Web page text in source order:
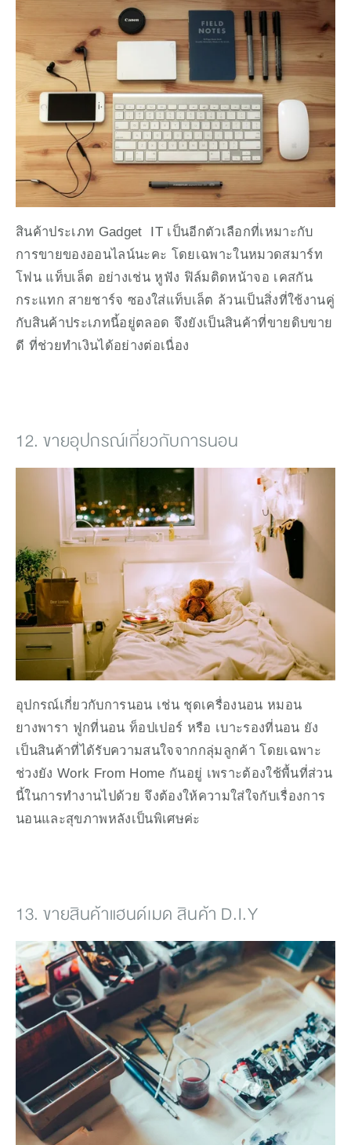
สินค้าประเภท Gadget  IT เป็นอีกตัวเลือกที่เหมาะกับ
การขายของออนไลน์นะคะ โดยเฉพาะในหมวดสมาร์ท
โฟน แท็บเล็ต อย่างเช่น หูฟัง ฟิล์มติดหน้าจอ เคสกัน
กระแทก สายชาร์จ ซองใส่แท็บเล็ต ล้วนเป็นสิ่งที่ใช้งานคู่
กับสินค้าประเภทนี้อยู่ตลอด จึงยังเป็นสินค้าที่ขายดิบขาย
ดี ที่ช่วยทำเงินได้อย่างต่อเนื่อง
12. ขายอุปกรณ์เกี่ยวกับการนอน
อุปกรณ์เกี่ยวกับการนอน เช่น ชุดเครื่องนอน หมอน
ยางพารา ฟูกที่นอน ท็อปเปอร์ หรือ เบาะรองที่นอน ยัง
เป็นสินค้าที่ได้รับความสนใจจากกลุ่มลูกค้า โดยเฉพาะ
ช่วงยัง Work From Home กันอยู่ เพราะต้องใช้พื้นที่ส่วน
นี้ในการทำงานไปด้วย จึงต้องให้ความใส่ใจกับเรื่องการ
นอนและสุขภาพหลังเป็นพิเศษค่ะ
13. ขายสินค้าแฮนด์เมด สินค้า D.I.Y